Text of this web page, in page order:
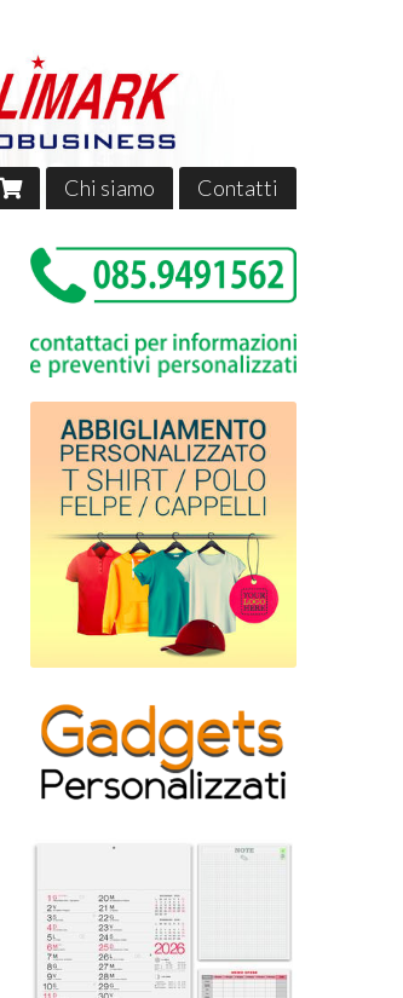
Chi siamo Contatti